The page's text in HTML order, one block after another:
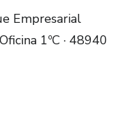
Empresarial
1ºC · 48940